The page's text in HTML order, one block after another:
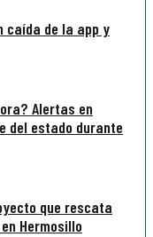
caída de la app y
Alertas en
del estado durante
que rescata
Hermosillo